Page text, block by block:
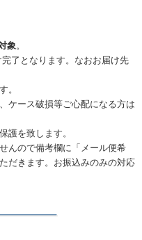
象。
了となります。なおお届け先
。
ケース破損等ご心配になる方は
護を致します。
んので備考欄に「メール便希
だきます。お振込みのみの対応